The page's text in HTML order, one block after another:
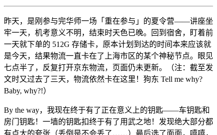
昨天，是刚参与完华师一场「重在参与」的夏令营——讲座坐
牢一天，机考意义不明，结束时天色已晚。回到宿舍，盯着前
一天就下单的 512G 存储卡，原本计划到达的时间本来应该就
是今天，结果物流一直卡在了上海市区的某个神秘节点。眼见
七点半了，反复打开京东物流，页面仍未更新。（注：截至发
文时又过去了三天，物流依然卡在这里！狗东 Tell me why?
Baby, why?!）
By the way，我现在终于有了正在意义上的钥匙——车钥匙和
房门钥匙！一墙的钥匙扣终于有了用武之地！发现绝大部分都